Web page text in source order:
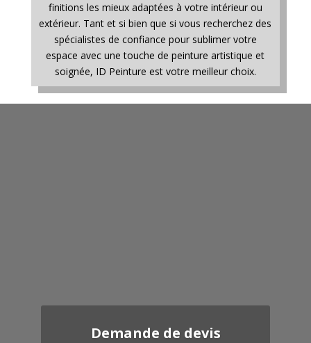
finitions les mieux adaptées à votre intérieur ou
extérieur. Tant et si bien que si vous recherchez des
spécialistes de confiance pour sublimer votre
espace avec une touche de peinture artistique et
soignée, ID Peinture est votre meilleur choix.
Demande de devis